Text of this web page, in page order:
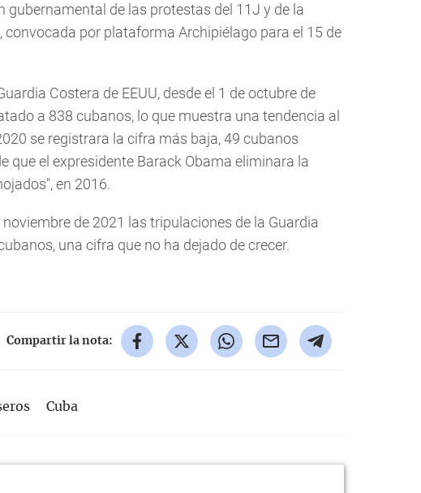
gubernamental de las protestas del 11J y de la
convocada por plataforma Archipiélago para el 15 de
Costera de EEUU, desde el 1 de octubre de
a 838 cubanos, lo que muestra una tendencia al
se registrara la cifra más baja, 49 cubanos
que el expresidente Barack Obama eliminara la
en 2016.
de 2021 las tripulaciones de la Guardia
una cifra que no ha dejado de crecer.
Compartir la nota:
Cuba